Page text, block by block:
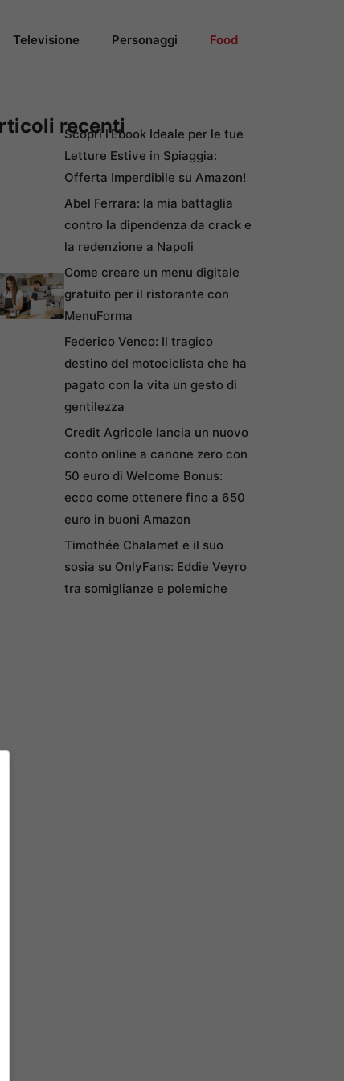
Televisione Personaggi Food
recenti
Scopri l’Ebook Ideale per le tue
Letture Estive in Spiaggia:
Offerta Imperdibile su Amazon!
Abel Ferrara: la mia battaglia
contro la dipendenza da crack e
la redenzione a Napoli
Come creare un menu digitale
gratuito per il ristorante con
MenuForma
Federico Venco: Il tragico
destino del motociclista che ha
pagato con la vita un gesto di
gentilezza
Credit Agricole lancia un nuovo
conto online a canone zero con
50 euro di Welcome Bonus:
ecco come ottenere fino a 650
euro in buoni Amazon
Timothée Chalamet e il suo
sosia su OnlyFans: Eddie Veyro
tra somiglianze e polemiche